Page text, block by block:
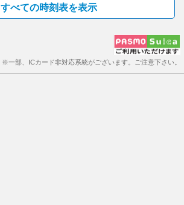
すべての時刻表を表示
※一部、ICカード非対応系統がございます。ご注意下さい。